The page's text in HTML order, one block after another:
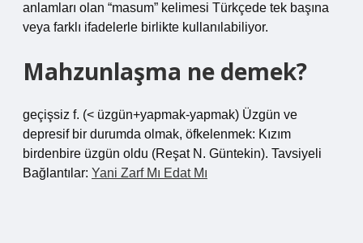
anlamları olan “masum” kelimesi Türkçede tek başına
veya farklı ifadelerle birlikte kullanılabiliyor.
Mahzunlaşma ne demek?
geçişsiz f. (< üzgün+yapmak-yapmak) Üzgün ​​ve
depresif bir durumda olmak, öfkelenmek: Kızım
birdenbire üzgün oldu (Reşat N. Güntekin). Tavsiyeli
Bağlantılar: Yani Zarf Mı Edat Mı